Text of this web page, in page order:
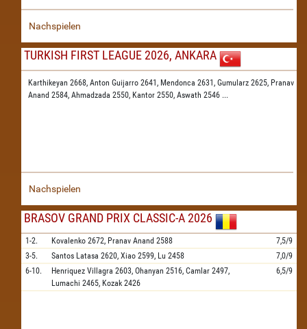
Nachspielen
TURKISH FIRST LEAGUE 2026, ANKARA
Karthikeyan 2668, Anton Guijarro 2641, Mendonca 2631, Gumularz 2625, Pranav
Anand 2584, Ahmadzada 2550, Kantor 2550, Aswath 2546 ...
Nachspielen
BRASOV GRAND PRIX CLASSIC-A 2026
1-2. Kovalenko 2672, Pranav Anand 2588
7,5/9
3-5.
Santos Latasa 2620, Xiao 2599, Lu 2458
7,0/9
6-10.
Henriquez Villagra 2603, Ohanyan 2516, Camlar 2497,
Lumachi 2465, Kozak 2426
6,5/9